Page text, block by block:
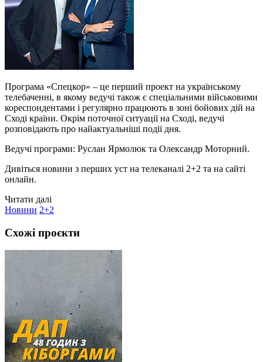
Програма «Спецкор» – це перший проект на українському
телебаченні, в якому ведучі також є спеціальними військовими
кореспондентами і регулярно працюють в зоні бойових дій на
Сході країни. Окрім поточної ситуації на Сході, ведучі
розповідають про найактуальніші події дня.
Ведучі програми: Руслан Ярмолюк та Олександр Моторний.
Дивіться новини з перших уст на телеканалі 2+2 та на сайті
онлайн.
Читати далі
Новини 2+2
Схожі проєкти